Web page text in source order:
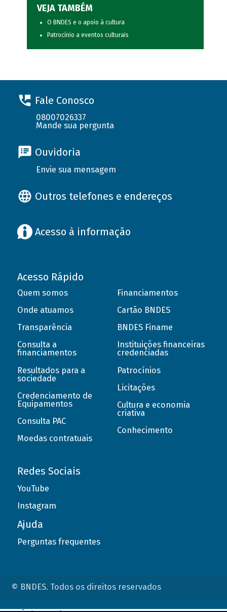
VEJA TAMBÉM
O BNDES e o apoio à cultura
Patrocínio a eventos culturais
Fale Conosco
08007026337
Mande sua pergunta
Ouvidoria
Envie sua mensagem
Outros telefones e endereços
Acesso à informação
Acesso Rápido
Quem somos
Onde atuamos
Transparência
Consulta a
financiamentos
Resultados para a
sociedade
Credenciamento de
Equipamentos
Consulta PAC
Moedas contratuais
Financiamentos
Cartão BNDES
BNDES Finame
Instituições financeiras
credenciadas
Patrocínios
Licitações
Cultura e economia
criativa
Conhecimento
Redes Sociais
YouTube
Instagram
Ajuda
Perguntas frequentes
© BNDES. Todos os direitos reservados